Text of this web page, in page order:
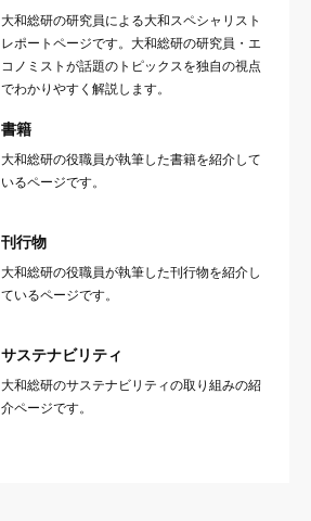
大和総研の研究員による大和スペシャリスト
レポートページです。大和総研の研究員・エ
コノミストが話題のトピックスを独自の視点
でわかりやすく解説します。
書籍
大和総研の役職員が執筆した書籍を紹介して
いるページです。
刊行物
大和総研の役職員が執筆した刊行物を紹介し
ているページです。
サステナビリティ
大和総研のサステナビリティの取り組みの紹
介ページです。